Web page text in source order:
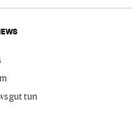
gut tun